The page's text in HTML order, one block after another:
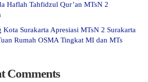
Haflah Tahfidzul Qur’an MTsN 2
Kota Surakarta Apresiasi MTsN 2 Surakarta
Rumah OSMA Tingkat MI dan MTs
Comments